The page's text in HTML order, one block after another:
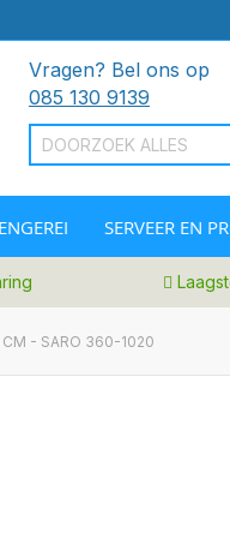
Vragen? Bel ons op
085 130 9139
SERVEER EN
CM - SARO 360-1020